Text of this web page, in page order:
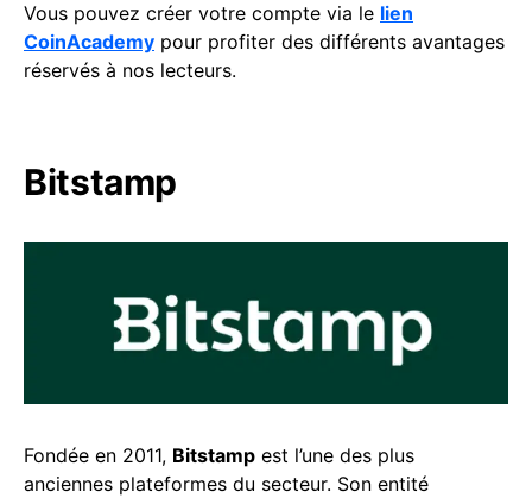
Vous pouvez créer votre compte via le lien
CoinAcademy pour profiter des différents avantages
réservés à nos lecteurs.
Bitstamp
Fondée en 2011, Bitstamp est l’une des plus
anciennes plateformes du secteur. Son entité